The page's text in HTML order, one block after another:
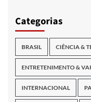
Categorias
BRASIL CIÊNCIA &
ENTRETENIMENTO &
INTERNACIONAL